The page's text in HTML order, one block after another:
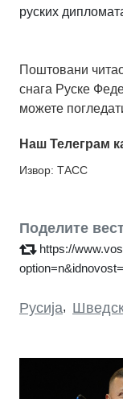
руских
Поштовани
снага Руске
можете
Наш Телеграм
Извор: ТАСС
Поделите
https://
Русија,